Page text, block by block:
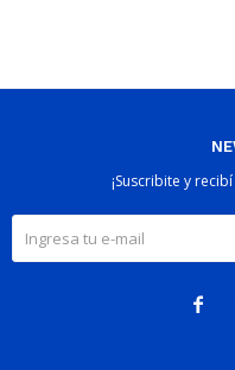
¡Suscribite y
